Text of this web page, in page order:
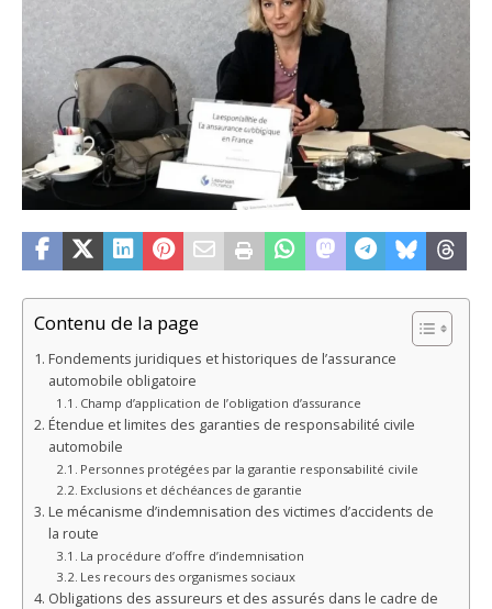
Contenu de la page
Fondements juridiques et historiques de l’assurance
automobile obligatoire
Champ d’application de l’obligation d’assurance
Étendue et limites des garanties de responsabilité civile
automobile
Personnes protégées par la garantie responsabilité civile
Exclusions et déchéances de garantie
Le mécanisme d’indemnisation des victimes d’accidents de
la route
La procédure d’offre d’indemnisation
Les recours des organismes sociaux
Obligations des assureurs et des assurés dans le cadre de